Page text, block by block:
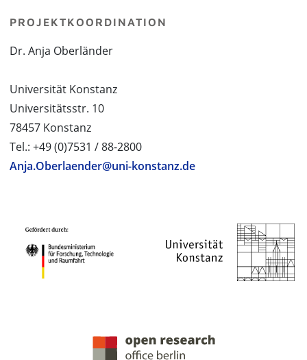
PROJEKTKOORDINATION
Dr. Anja Oberländer
Universität Konstanz
Universitätsstr. 10
78457 Konstanz
Tel.: +49 (0)7531 / 88-2800
Anja.Oberlaender@uni-konstanz.de